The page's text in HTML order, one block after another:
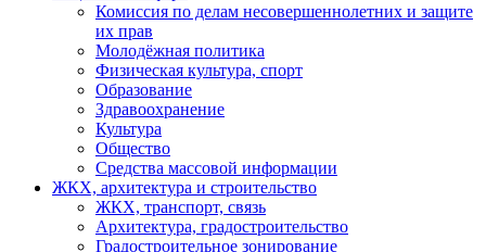
Комиссия по делам несовершеннолетних и защите
их прав
Молодёжная политика
Физическая культура, спорт
Образование
Здравоохранение
Культура
Общество
Средства массовой информации
ЖКХ, архитектура и строительство
ЖКХ, транспорт, связь
Архитектура, градостроительство
Градостроительное зонирование